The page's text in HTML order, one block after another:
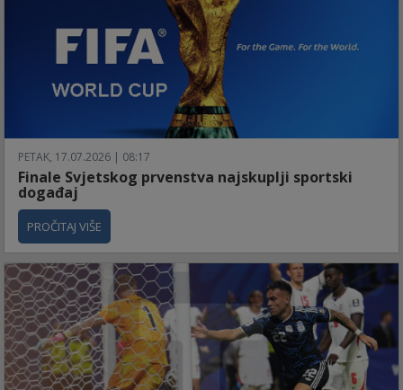
PETAK, 17.07.2026 | 08:17
Finale Svjetskog prvenstva najskuplji sportski
događaj
PROČITAJ VIŠE